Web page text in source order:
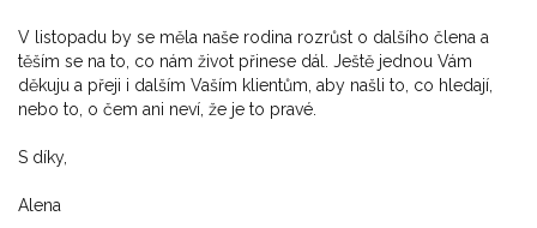
V listopadu by se měla naše rodina rozrůst o dalšího člena a
těším se na to, co nám život přinese dál. Ještě jednou Vám
děkuju a přeji i dalším Vaším klientům, aby našli to, co hledají,
nebo to, o čem ani neví, že je to pravé.
S díky,
Alena